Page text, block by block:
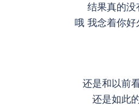
结果真的没
哦 我念着你
还是和以前
还是如此